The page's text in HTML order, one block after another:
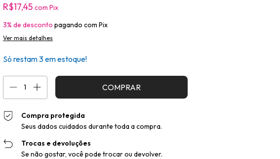
R$17,45 com Pix
3% de desconto pagando com Pix
Ver mais detalhes
Só restam3em estoque!
Compra protegida
Seus dados cuidados durante toda a compra.
Trocas e devoluções
Se não gostar, você pode trocar ou devolver.